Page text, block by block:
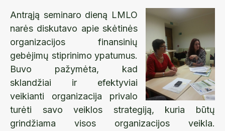
Antrąją seminaro dieną LMLO
narės diskutavo apie skėtinės
organizacijos finansinių
gebėjimų stiprinimo ypatumus.
Buvo pažymėta, kad
sklandžiai ir efektyviai
veikianti organizacija privalo
turėti savo veiklos strategiją, kuria būtų
grindžiama visos organizacijos veikla.